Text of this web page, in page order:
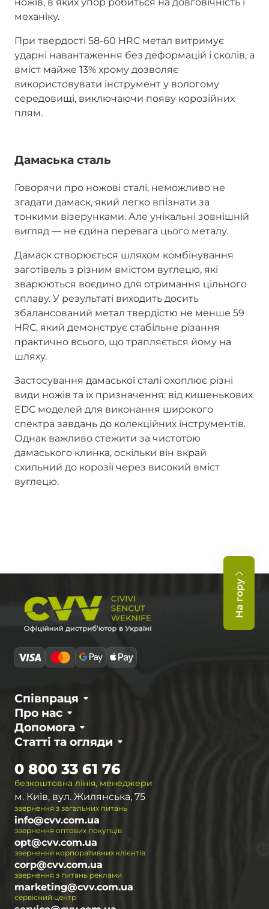
ножів, в яких упор робиться на довговічність і
механіку.
При твердості 58-60 HRC метал витримує
ударні навантаження без деформацій і сколів, а
вміст майже 13% хрому дозволяє
використовувати інструмент у вологому
середовищі, виключаючи появу корозійних
плям.
Дамаська сталь
Говорячи про ножові сталі, неможливо не
згадати дамаск, який легко впізнати за
тонкими візерунками. Але унікальні зовнішній
вигляд — не єдина перевага цього металу.
Дамаск створюється шляхом комбінування
заготівель з різним вмістом вуглецю, які
зварюються воєдино для отримання цільного
сплаву. У результаті виходить досить
збалансований метал твердістю не менше 59
HRC, який демонструє стабільне різання
практично всього, що трапляється йому на
шляху.
Застосування дамаської сталі охоплює різні
види ножів та їх призначення: від кишенькових
EDC моделей для виконання широкого
спектра завдань до колекційних інструментів.
Однак важливо стежити за чистотою
дамаського клинка, оскільки він вкрай
схильний до корозії через високий вміст
вуглецю.
На гору
Про нас
Співпраця
Статті та огляди
Допомога
безкоштовна лінія, менеджери
0 800 33 61 76
м. Київ, вул. Жилянська, 75
звернення з загальних питань
info@cvv.com.ua
звернення оптових покупців
opt@cvv.com.ua
звернення корпоративних клієнтів
corp@cvv.com.ua
звернення з питань реклами
marketing@cvv.com.ua
сервісний центр